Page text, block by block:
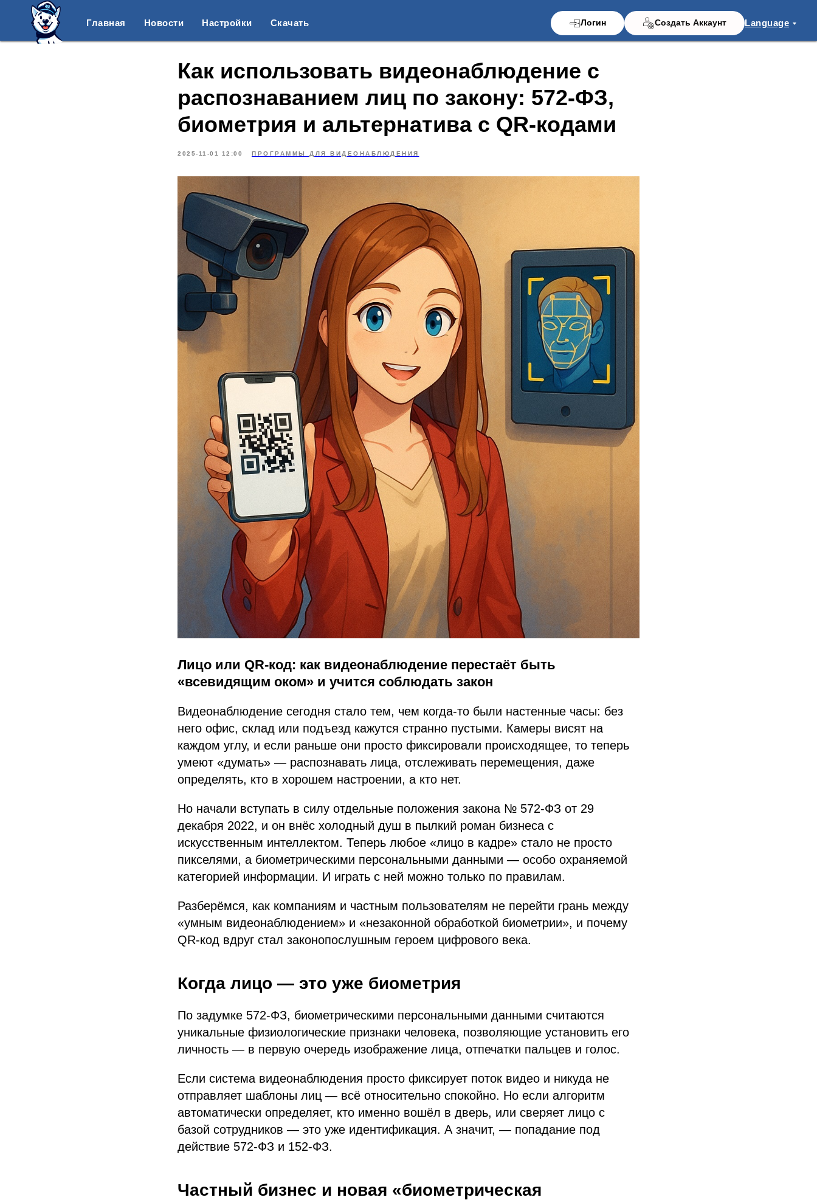
Главная Новости Настройки Скачать Логин Создать Аккаунт Language
Как использовать видеонаблюдение с
распознаванием лиц по закону: 572-ФЗ,
биометрия и альтернатива с QR-кодами
2025-11-01 12:00 ПРОГРАММЫ ДЛЯ ВИДЕОНАБЛЮДЕНИЯ
Лицо или QR-код: как видеонаблюдение перестаёт быть
«всевидящим оком» и учится соблюдать закон
Видеонаблюдение сегодня стало тем, чем когда-то были настенные часы: без
него офис, склад или подъезд кажутся странно пустыми. Камеры висят на
каждом углу, и если раньше они просто фиксировали происходящее, то теперь
умеют «думать» — распознавать лица, отслеживать перемещения, даже
определять, кто в хорошем настроении, а кто нет.
Но начали вступать в силу отдельные положения закона № 572-ФЗ от 29
декабря 2022, и он внёс холодный душ в пылкий роман бизнеса с
искусственным интеллектом. Теперь любое «лицо в кадре» стало не просто
пикселями, а биометрическими персональными данными — особо охраняемой
категорией информации. И играть с ней можно только по правилам.
Разберёмся, как компаниям и частным пользователям не перейти грань между
«умным видеонаблюдением» и «незаконной обработкой биометрии», и почему
QR-код вдруг стал законопослушным героем цифрового века.
Когда лицо — это уже биометрия
По задумке 572-ФЗ, биометрическими персональными данными считаются
уникальные физиологические признаки человека, позволяющие установить его
личность — в первую очередь изображение лица, отпечатки пальцев и голос.
Если система видеонаблюдения просто фиксирует поток видео и никуда не
отправляет шаблоны лиц — всё относительно спокойно. Но если алгоритм
автоматически определяет, кто именно вошёл в дверь, или сверяет лицо с
базой сотрудников — это уже идентификация. А значит, — попадание под
действие 572-ФЗ и 152-ФЗ.
Частный бизнес и новая «биометрическая